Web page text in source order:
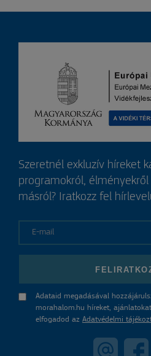
Szeretnél exkluzív híreket
programokról,
másról? Iratkozz fel
Adataid megadásával
morahalom.hu híreket,
elfogadod az Adatvédelmi